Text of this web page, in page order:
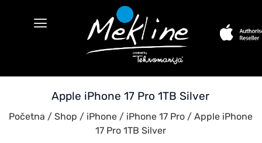
Apple iPhone 17 Pro 1TB Silver
Početna / Shop / iPhone/ iPhone 17 Pro/ Apple iPhone
17 Pro 1TB Silver